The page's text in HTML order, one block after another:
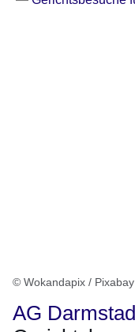
© Wokandapix / Pixabay
AG